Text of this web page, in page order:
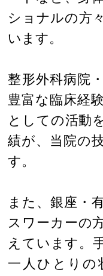
ショナルの方
います。
整形外科病院
豊富な臨床経
としての活動
績が、当院の
す。
また、銀座・
スワーカーの
えています。
一人ひとりの